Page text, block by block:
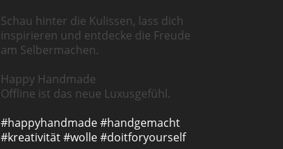
Schau hinter die Kulissen, lass dich
inspirieren und entdecke die Freude
am Selbermachen.
Happy Handmade
Offline ist das neue Luxusgefühl.
#happyhandmade#handgemacht
#kreativität#wolle#doitforyourself